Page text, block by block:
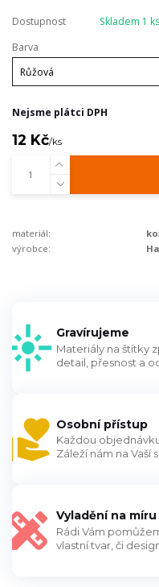
Dostupnost
Skladem 1 ks
Barva
Nejsme plátci DPH
12 Kč/ks
materiál:
výrobce:
Gravírujeme
Materiály na štítky
detail, přesnost a
Osobní přístup
Každou
Záleží nám na Vaší
Vyladění na míru
Rádi Vám
vlastní tvar, či